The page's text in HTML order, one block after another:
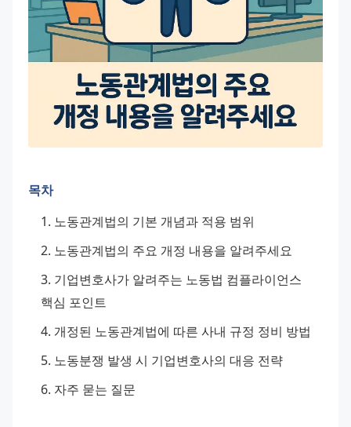
목차
노동관계법의 기본 개념과 적용 범위
노동관계법의 주요 개정 내용을 알려주세요
기업변호사가 알려주는 노동법 컴플라이언스
핵심 포인트
개정된 노동관계법에 따른 사내 규정 정비 방법
노동분쟁 발생 시 기업변호사의 대응 전략
자주 묻는 질문